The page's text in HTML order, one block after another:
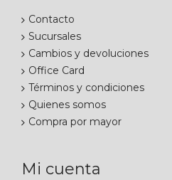
Contacto
Sucursales
Cambios y devoluciones
Office Card
Términos y condiciones
Quienes somos
Compra por mayor
Mi cuenta